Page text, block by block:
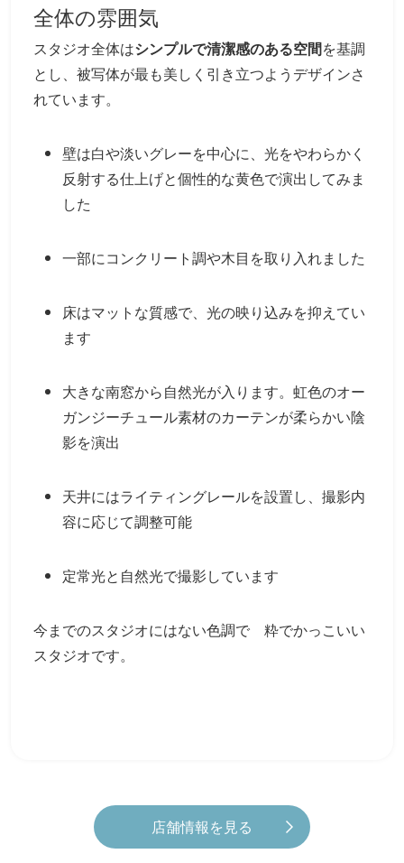
全体の雰囲気
スタジオ全体はシンプルで清潔感のある空間を基調
とし、被写体が最も美しく引き立つようデザインさ
れています。
壁は白や淡いグレーを中心に、光をやわらかく
反射する仕上げと個性的な黄色で演出してみま
した
一部にコンクリート調や木目を取り入れました
床はマットな質感で、光の映り込みを抑えてい
ます
大きな南窓から自然光が入ります。虹色のオー
ガンジーチュール素材のカーテンが柔らかい陰
影を演出
天井にはライティングレールを設置し、撮影内
容に応じて調整可能
定常光と自然光で撮影しています
今までのスタジオにはない色調で 粋でかっこいい
スタジオです。
店舗情報を見る